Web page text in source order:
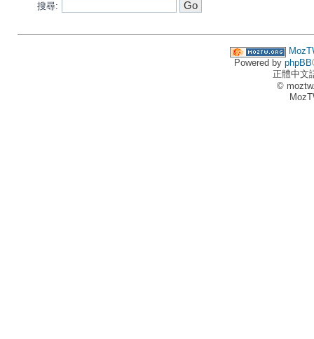
搜尋:
Powered by phpBB
正體中文
©